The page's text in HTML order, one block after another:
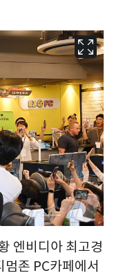
엔비디아 최고경
존 PC카페에서